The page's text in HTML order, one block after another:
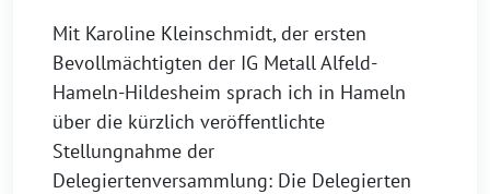
Mit Karoline Kleinschmidt, der ersten
Bevollmächtigten der IG Metall Alfeld-
Hameln-Hildesheim sprach ich in Hameln
über die kürzlich veröffentlichte
Stellungnahme der
Delegiertenversammlung: Die Delegierten